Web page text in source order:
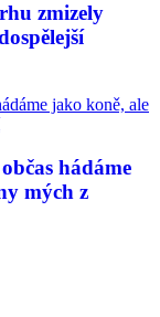
zmizely
hádáme
mých z